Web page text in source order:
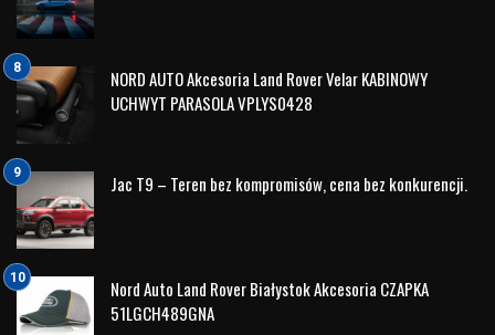
oferuje:
nowoczesny silnik benzynowy z turbodoładowaniem,
automatyczną skrzynię biegów,
bogate wyposażenie dostępne już w standardzie,
przestronne wnętrze dla całej rodziny,
bardzo korzystny stosunek ceny do wyposażenia.